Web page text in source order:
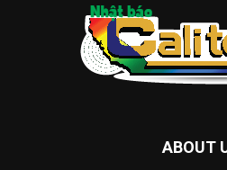
ABOUT